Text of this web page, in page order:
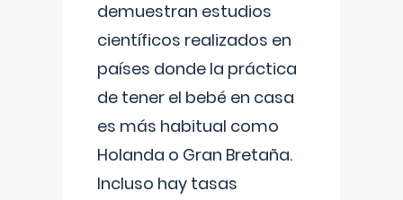
demuestran estudios
científicos realizados en
países donde la práctica
de tener el bebé en casa
es más habitual como
Holanda o Gran Bretaña.
Incluso hay tasas